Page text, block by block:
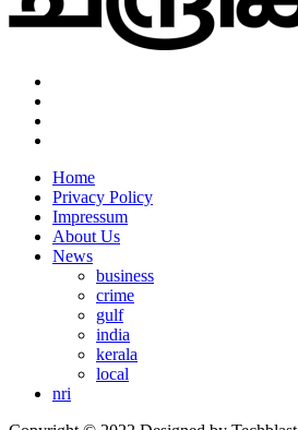
Home
Privacy Policy
Impressum
About Us
News
business
crime
gulf
india
kerala
local
nri